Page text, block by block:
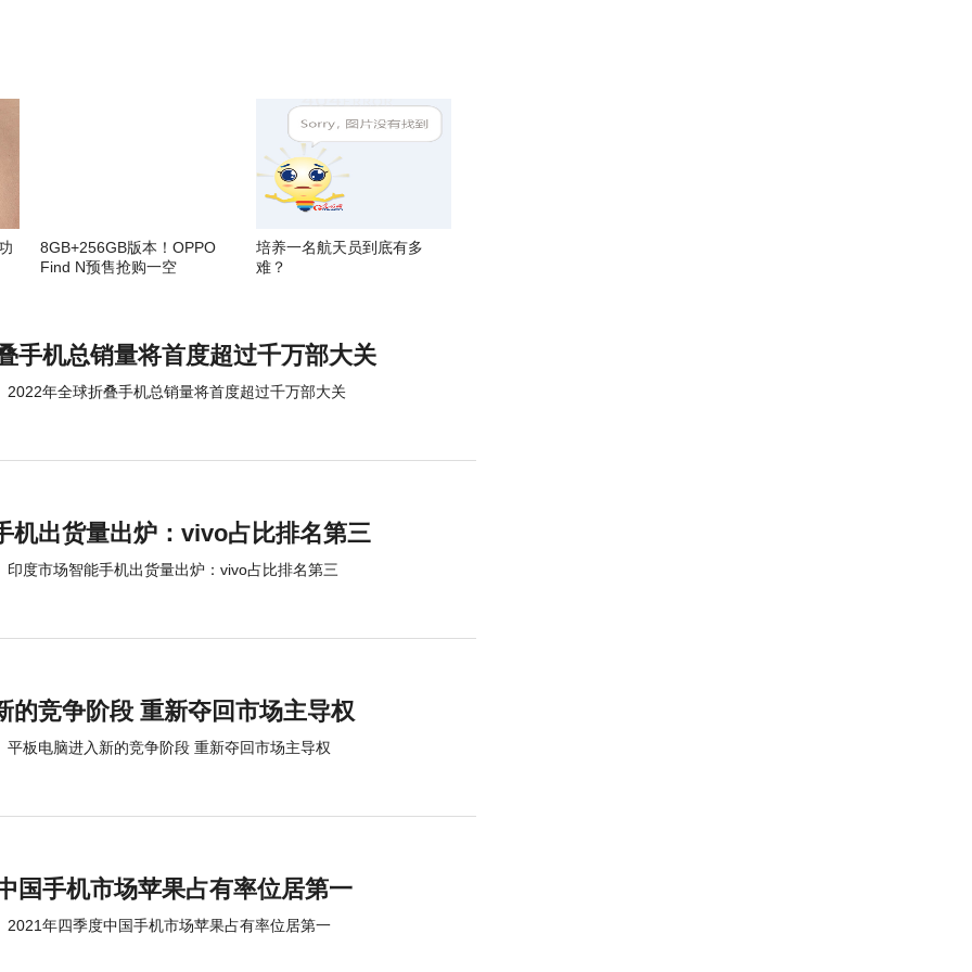
8GB+256GB版本！OPPO
Find N预售抢购一空
培养一名航天员到底有多
难？
手机总销量将首度超过千万部大关
2022年全球折叠手机总销量将首度超过千万部大关
机出货量出炉：vivo占比排名第三
印度市场智能手机出货量出炉：vivo占比排名第三
的竞争阶段 重新夺回市场主导权
平板电脑进入新的竞争阶段 重新夺回市场主导权
国手机市场苹果占有率位居第一
2021年四季度中国手机市场苹果占有率位居第一